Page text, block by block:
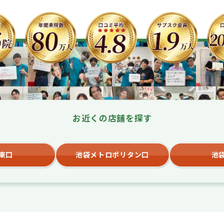
お近くの店舗を探す
口 池袋メトロポリタン口 池